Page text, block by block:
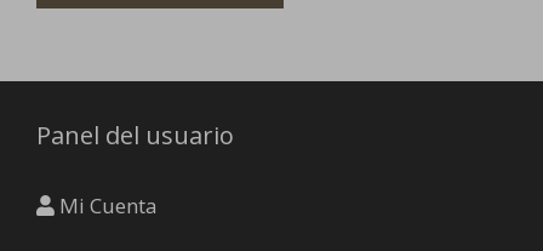
Panel del usuario
Mi Cuenta